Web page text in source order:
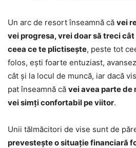
Un arc de resort înseamnă că vei
vei progresa, vrei doar să treci
ceea ce te plictisește, peste tot
folos, ești foarte entuziast,
cât și la locul de muncă, iar dacă
pat înseamnă că vei avea parte de
vei simți confortabil pe viitor.
Unii tălmăcitori de vise sunt de
prevestește o situație financiară